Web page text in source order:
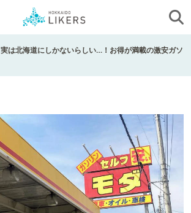
実は北海道にしかないらしい…！お得が満載の激安ガソ